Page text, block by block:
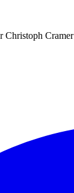
Christoph Cramer